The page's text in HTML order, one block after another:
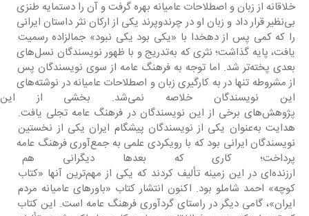
خلاقانه از زبان و اصطلاحات عامیانه بهره گرفت و آن را دستمایه طنزی
بی‌نظیر قرار داد و زبان او در چرندوپرند یکی از ارکان نثر داستان ایرانی
را که کمی پس از دهخدا با «یکی بود یکی نبود» جمالزاده رسمیت
یافت، پایه گذاشت؛ نثری که به‌تدریج و با ظهور نویسندگان نسل‌های
بعدی پخته‌تر شد. اما توجه به فرهنگ عامه از سوی نویسندگان پس
از مشروطه تنها در به کارگیری زبان و اصطلاحات عامیانه در نوشته‌های
این نویسندگان خلاصه
پژوهش‌های برخی از این نویسندگان در فرهنگ عامه تجلی یافت.
هدایت به‌عنوان یکی از نویسندگان پیشگام ایران یکی از نخستین
نویسندگان ایرانی بود که با رویکردی علمی به جمع‌آوری فرهنگ عامه
پرداخت؛ کاری که بعدها دیگرانی
ارزنده‌ای در این زمینه تألیف کردند که یکی از مهم‌ترین آنها «کتاب
کوچه» احمد شاملو بود. اکنون انتشار کتاب «باورهای عامیانه مردم
ایران»، گامی دیگر در راستای گردآوری فرهنگ عامه است. این کتاب